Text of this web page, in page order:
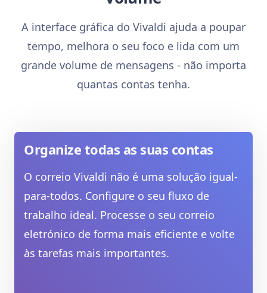
A interface gráfica do Vivaldi ajuda a poupar
tempo, melhora o seu foco e lida com um
grande volume de mensagens - não importa
quantas contas tenha.
Organize todas as suas contas
O correio Vivaldi não é uma solução igual-
para-todos. Configure o seu fluxo de
trabalho ideal. Processe o seu correio
eletrónico de forma mais eficiente e volte
às tarefas mais importantes.